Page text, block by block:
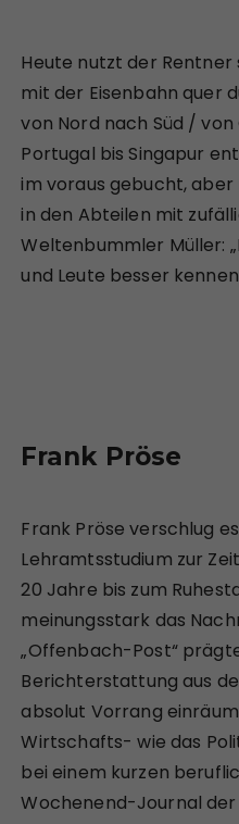
Heute nutzt der
mit der Eisenbahn quer
von Nord nach Süd /
Portugal bis Singapur
im voraus gebucht,
in den Abteilen mit
Weltenbummler Müller:
und Leute besser
Frank Pröse
Frank Pröse verschlug
Lehramtsstudium zur
20 Jahre bis zum
meinungsstark das
„Offenbach-Post“
Berichterstattung aus
absolut Vorrang
Wirtschafts- wie das
bei einem kurzen
Wochenend-Journal der